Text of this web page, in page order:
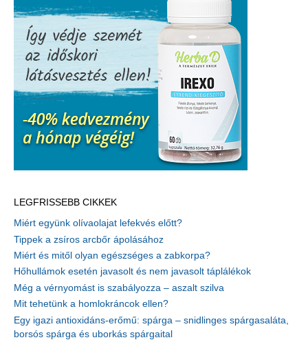
LEGFRISSEBB CIKKEK
Miért együnk olívaolajat lefekvés előtt?
Tippek a zsíros arcbőr ápolásához
Miért és mitől olyan egészséges a zabkorpa?
Hőhullámok esetén javasolt és nem javasolt táplálékok
Még a vérnyomást is szabályozza – aszalt szilva
Mit tehetünk a homlokráncok ellen?
Egy igazi antioxidáns-erőmű: spárga – snidlinges spárgasaláta,
borsós spárga és uborkás spárgaital